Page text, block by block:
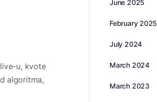
u, kvote
algoritma,
June 2025
February 2025
July 2024
March 2024
March 2023